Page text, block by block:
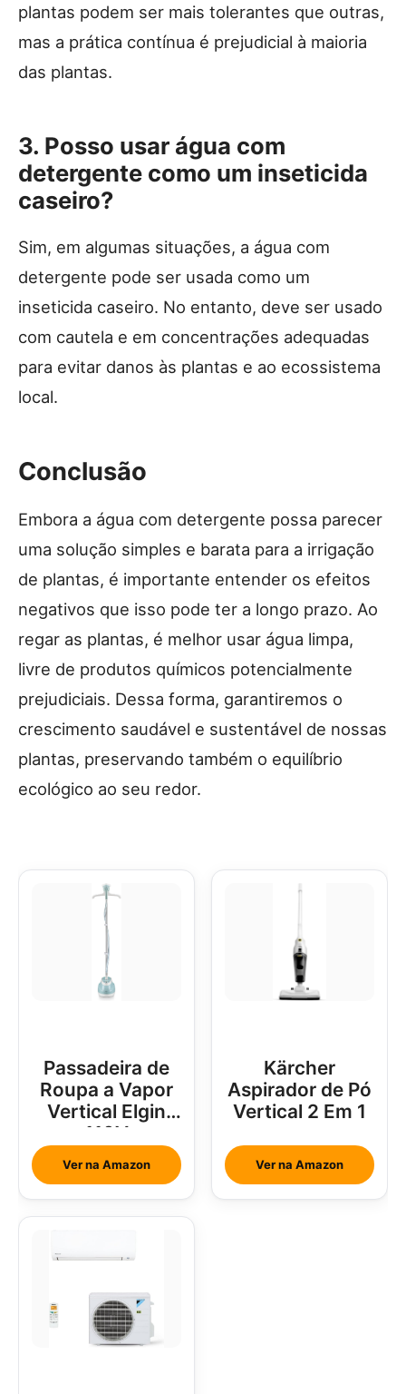
plantas podem ser mais tolerantes que outras,
mas a prática contínua é prejudicial à maioria
das plantas.
3. Posso usar água com
detergente como um inseticida
caseiro?
Sim, em algumas situações, a água com
detergente pode ser usada como um
inseticida caseiro. No entanto, deve ser usado
com cautela e em concentrações adequadas
para evitar danos às plantas e ao ecossistema
local.
Conclusão
Embora a água com detergente possa parecer
uma solução simples e barata para a irrigação
de plantas, é importante entender os efeitos
negativos que isso pode ter a longo prazo. Ao
regar as plantas, é melhor usar água limpa,
livre de produtos químicos potencialmente
prejudiciais. Dessa forma, garantiremos o
crescimento saudável e sustentável de nossas
plantas, preservando também o equilíbrio
ecológico ao seu redor.
Passadeira de
Roupa a Vapor
Vertical Elgin
110V
Ver na Amazon
Kärcher
Aspirador de Pó
Vertical 2 Em 1
Ver na Amazon